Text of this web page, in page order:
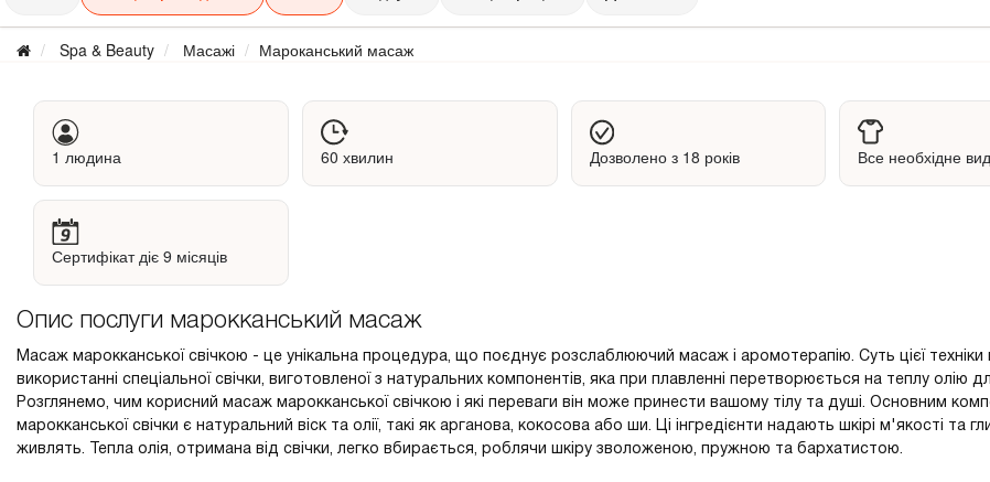
Spa & Beauty Масажі Мароканський масаж
1 людина 60 хвилин Дозволено з 18 років Все необхідне
Сертифікат діє 9 місяців
Опис послуги марокканський масаж
Масаж марокканської свічкою - це унікальна процедура, що поєднує розслаблюючий масаж і аромотерапію. Суть цієї техніки
використанні спеціальної свічки, виготовленої з натуральних компонентів, яка при плавленні перетворюється на теплу олію
Розглянемо, чим корисний масаж марокканської свічкою і які переваги він може принести вашому тілу та душі. Основним
марокканської свічки є натуральний віск та олії, такі як арганова, кокосова або ши. Ці інгредієнти надають шкірі м'якості та
живлять. Тепла олія, отримана від свічки, легко вбирається, роблячи шкіру зволоженою, пружною та бархатистою.